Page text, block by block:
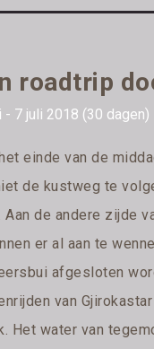
roadtrip
- 7 juli 2018 (30 dagen)
einde van de
de kustweg te
Aan de andere zijde
er al aan te
afgesloten
van
Het water van